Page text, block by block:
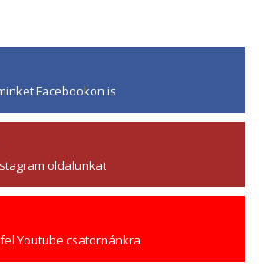
Facebookon is
oldalunkat
Youtube csatornánkra